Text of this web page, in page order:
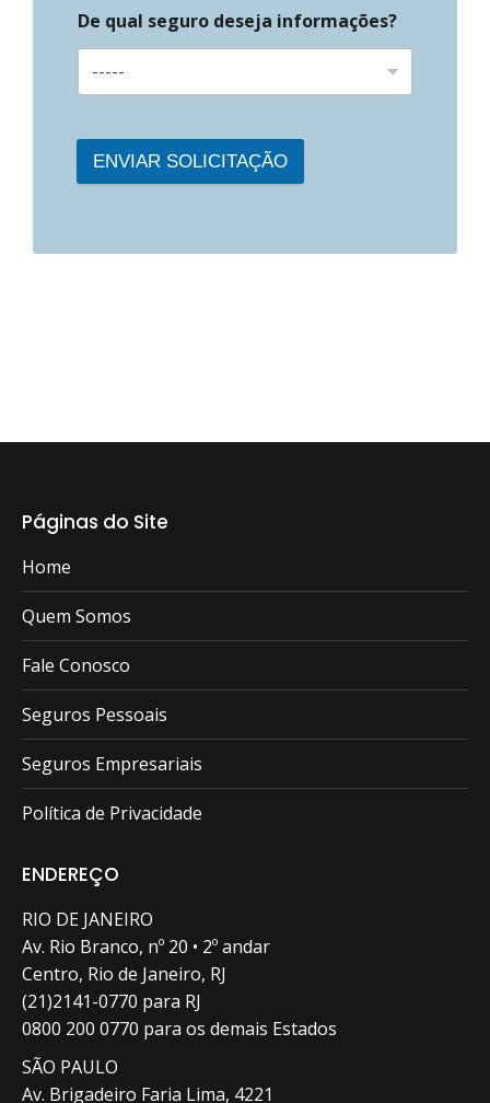
De qual seguro deseja informações?
ENVIAR SOLICITAÇÃO
Páginas do Site
Home
Quem Somos
Fale Conosco
Seguros Pessoais
Seguros Empresariais
Política de Privacidade
ENDEREÇO
RIO DE JANEIRO
Av. Rio Branco, nº 20 • 2º andar
Centro, Rio de Janeiro, RJ
(21)2141-0770 para RJ
0800 200 0770 para os demais Estados
SÃO PAULO
Av. Brigadeiro Faria Lima, 4221